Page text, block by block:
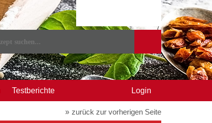
Testberichte Login
zurück zur vorherigen Seite